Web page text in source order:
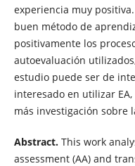
experiencia muy
buen método de
positivamente los
autoevaluación
estudio puede ser de
interesado en utilizar EA,
más investigación sobre
Abstract. This work
assessment (AA) and